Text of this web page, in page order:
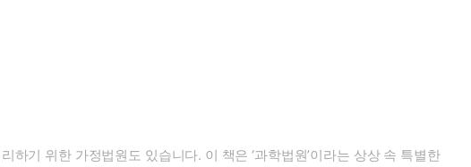
기 위한 가정법원도 있습니다. 이 책은 ‘과학법원’이라는 상상 속 특별한